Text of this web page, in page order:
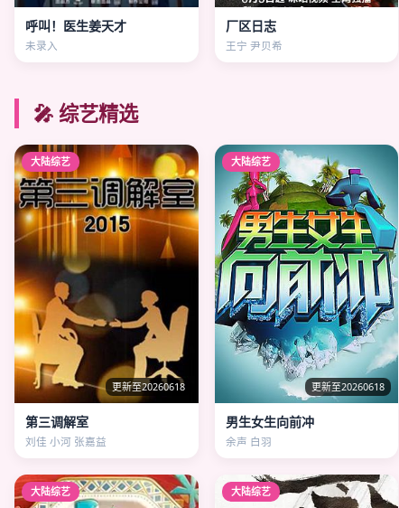
呼叫！医生姜天才
未录入
厂区日志
王宁 尹贝希
🎤 综艺精选
大陆综艺
更新至20260618
第三调解室
刘佳 小河 张嘉益
大陆综艺
更新至20260618
男生女生向前冲
余声 白羽
大陆综艺 大陆综艺